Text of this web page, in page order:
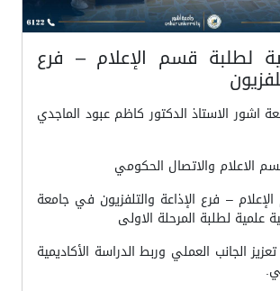
لطلبة قسم الإعلام – فرع
اشور الاستاذ الدكتور كاظم عبود الماجدي
الاعلام والاتصال الحكومي
– فرع الإذاعة والتلفزيون في جامعة
علمية لطلبة المرحلة الاولى
الجانب العملي وربط الدراسة الأكاديمية